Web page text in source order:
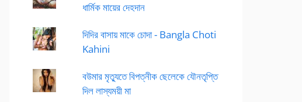
ধার্মিক মায়ের দেহদান
দিদির বাসায় মাকে চোদা - Bangla Choti
Kahini
বউমার মৃত্যুতে বিপত্নীক ছেলেকে যৌনতৃপ্তি
দিল লাস্যময়ী মা